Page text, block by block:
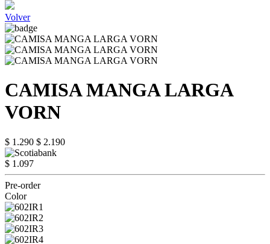
Volver
CAMISA MANGA LARGA
VORN
$ 1.290 $ 2.190
$ 1.097
Pre-order
Color